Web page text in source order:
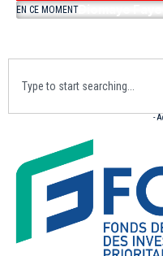
EN CE MOMENTDiomaye Faye
-